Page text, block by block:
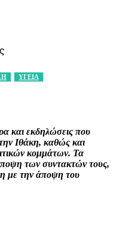
ΥΓΕΙΑ
και εκδηλώσεις που
Ιθάκη, καθώς και
κομμάτων. Τα
των συντακτών τους,
με την άποψη του